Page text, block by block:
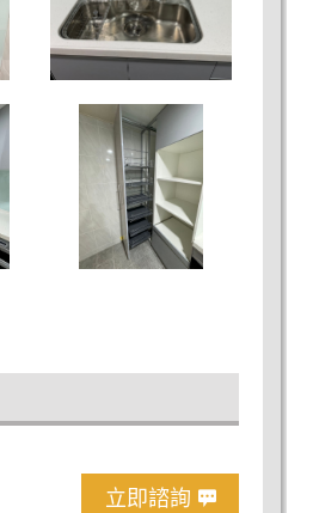
立即諮詢